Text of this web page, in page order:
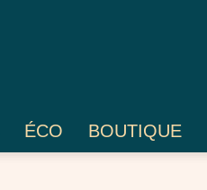
ÉCO BOUTIQUE